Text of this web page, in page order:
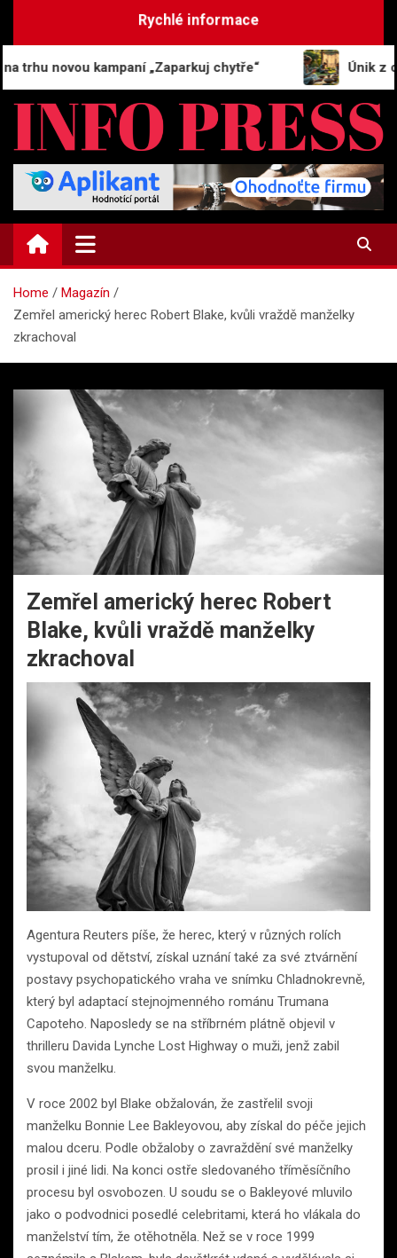
Rychlé informace
kampaní „Zaparkuj chytře“ Únik z
INFO-PRESS.CZ
Zpravodajský magazín
Home
Magazín
Zemřel americký herec Robert Blake, kvůli vraždě manželky
zkrachoval
Zemřel americký herec Robert
Blake, kvůli vraždě manželky
zkrachoval
Agentura Reuters píše, že herec, který v různých rolích
vystupoval od dětství, získal uznání také za své ztvárnění
postavy psychopatického vraha ve snímku Chladnokrevně,
který byl adaptací stejnojmenného románu Trumana
Capoteho. Naposledy se na stříbrném plátně objevil v
thrilleru Davida Lynche Lost Highway o muži, jenž zabil
svou manželku.
V roce 2002 byl Blake obžalován, že zastřelil svoji
manželku Bonnie Lee Bakleyovou, aby získal do péče jejich
malou dceru. Podle obžaloby o zavraždění své manželky
prosil i jiné lidi. Na konci ostře sledovaného tříměsíčního
procesu byl osvobozen. U soudu se o Bakleyové mluvilo
jako o podvodnici posedlé celebritami, která ho vlákala do
manželství tím, že otěhotněla. Než se v roce 1999